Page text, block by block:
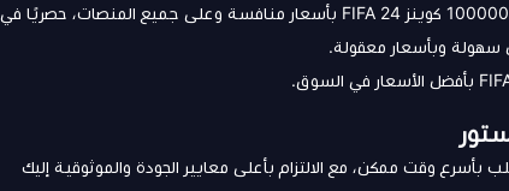
استمتع بتجربة لعبة FIFA 24 مع 100000 كوينز احصل الآن على 100000 كوينز FIFA 24 بأسعار منافسة وعلى جميع المنصات، حصريًا في
سهولة وبأسعار معقولة.
بأسرع وقت ممكن، مع الالتزام بأعلى معايير الجودة والموثوقية إليك